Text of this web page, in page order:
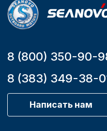
8 (800) 350-90-
8 (383) 349-38-
Написать нам